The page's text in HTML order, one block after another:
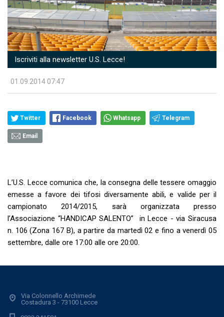
Iscriviti alla newsletter U.S. Lecce!
01.09.2014 07:47
Twitter Facebook Whatsapp Telegram
Email
L’U.S. Lecce comunica che, la consegna delle tessere omaggio
emesse a favore dei tifosi diversamente abili, e valide per il
campionato 2014/2015, sarà organizzata presso
l’Associazione “HANDICAP SALENTO” in Lecce - via Siracusa
n. 106 (Zona 167 B), a partire da martedì 02 e fino a venerdì 05
settembre, dalle ore 17:00 alle ore 20:00.
Via Colonnello Archimede
Costadura 3 - 73100 Lecce